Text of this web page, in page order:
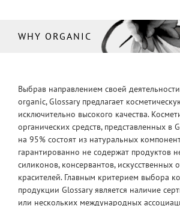
WHY ORGANIC
Выбрав направлением своей
organic, Glossary предлагает
исключительно высокого качества.
органических средств, представленных в
на 95% состоят из натуральных
гарантированно не содержат продуктов
силиконов, консервантов, искусственных
красителей. Главным критерием выбора
продукции Glossary является наличие
или нескольких международных